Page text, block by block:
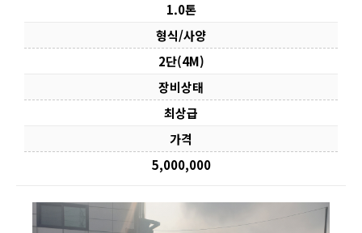
1.0톤
형식/사양
2단(4M)
장비상태
최상급
가격
5,000,000